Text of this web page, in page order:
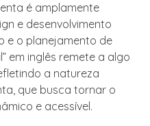
é amplamente
e desenvolvimento
e o planejamento de
em inglês remete a algo
a natureza
que busca tornar o
e acessível.